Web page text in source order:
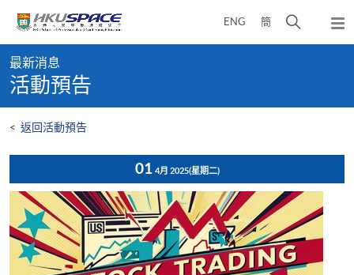
content
ENG 簡
開
彈
出
content
start
最新消息
活動預告
< 返回活動預告
01 4月 2025(星期二)